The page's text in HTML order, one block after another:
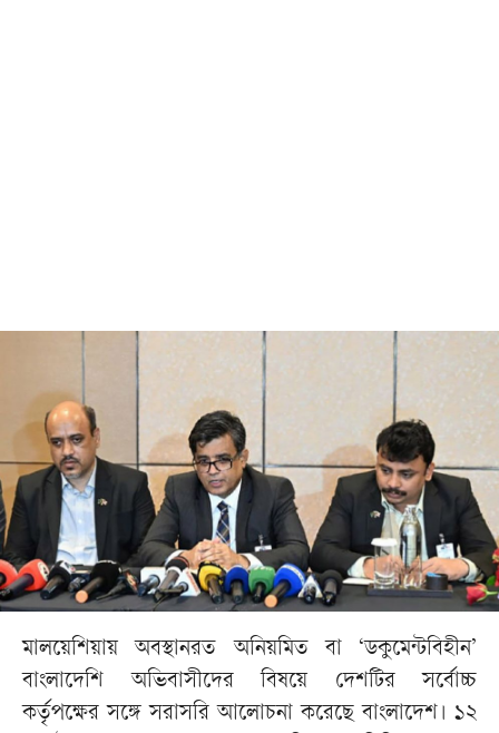
মালয়েশিয়ায় অবস্থানরত অনিয়মিত বা ‘ডকুমেন্টবিহীন’
বাংলাদেশি অভিবাসীদের বিষয়ে দেশটির সর্বোচ্চ
কর্তৃপক্ষের সঙ্গে সরাসরি আলোচনা করেছে বাংলাদেশ। ১২